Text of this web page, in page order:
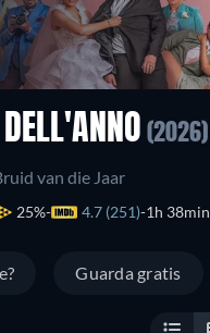
(2026)
van die Jaar
25% 4.7 (251) 1h 38min
Guarda gratis